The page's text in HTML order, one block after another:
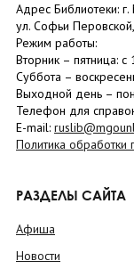
Адрес Библиотеки:
ул. Софьи
Режим работы:
Вторник – пятница: с
Суббота – в
Выходной день –
Телефон для
E-mail:
Политика
РАЗДЕЛЫ САЙТА
Афиша
Новости